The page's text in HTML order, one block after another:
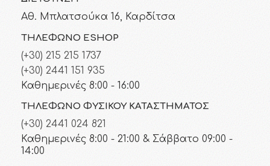
Αθ. Μπλατσούκα 16, Καρδίτσα
ΤΗΛΈΦΩΝΟ ESHOP
(+30) 215 215 1737
(+30) 2441 151 935
Καθημερινές 8:00 - 16:00
ΤΗΛΈΦΩΝΟ ΦΥΣΙΚΟΎ ΚΑΤΑΣΤΉΜΑΤΟΣ
(+30) 2441 024 821
Καθημερινές 8:00 - 21:00 & Σάββατο 09:00 -
14:00